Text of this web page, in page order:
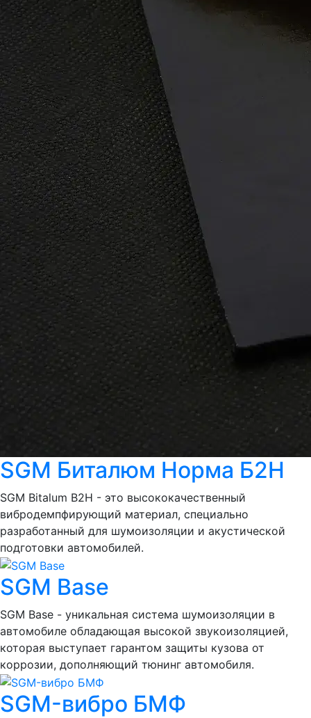
SGM Биталюм Норма Б2Н
SGM Bitalum B2H - это высококачественный
вибродемпфирующий материал, специально
разработанный для шумоизоляции и акустической
подготовки автомобилей.
SGM Base
SGM Base - уникальная система шумоизоляции в
автомобиле обладающая высокой звукоизоляцией,
которая выступает гарантом защиты кузова от
коррозии, дополняющий тюнинг автомобиля.
SGM-вибро БМФ